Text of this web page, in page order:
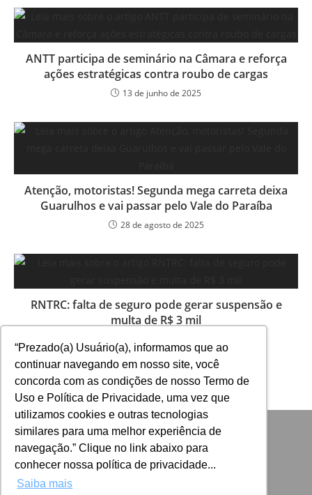
“Prezado(a) Usuário(a), informamos que ao
continuar navegando em nosso site, você
concorda com as condições de nosso Termo de
Uso e Política de Privacidade, uma vez que
utilizamos cookies e outras tecnologias
similares para uma melhor experiência de
navegação.” Clique no link abaixo para
conhecer nossa política de privacidade...
Saiba mais
ANTT participa de seminário na Câmara e reforça
ações estratégicas contra roubo de cargas
13 de junho de 2025
Atenção, motoristas! Segunda mega carreta deixa
Guarulhos e vai passar pelo Vale do Paraíba
28 de agosto de 2025
RNTRC: falta de seguro pode gerar suspensão e
multa de R$ 3 mil